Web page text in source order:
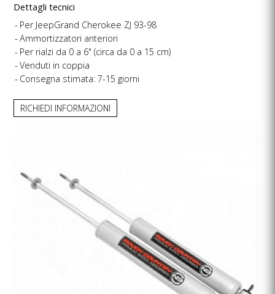
Dettagli tecnici
Per JeepGrand Cherokee ZJ 93-98
Ammortizzatori anteriori
Per rialzi da 0 a 6" (circa da 0 a 15 cm)
Venduti in coppia
Consegna stimata: 7-15 giorni
RICHIEDI INFORMAZIONI